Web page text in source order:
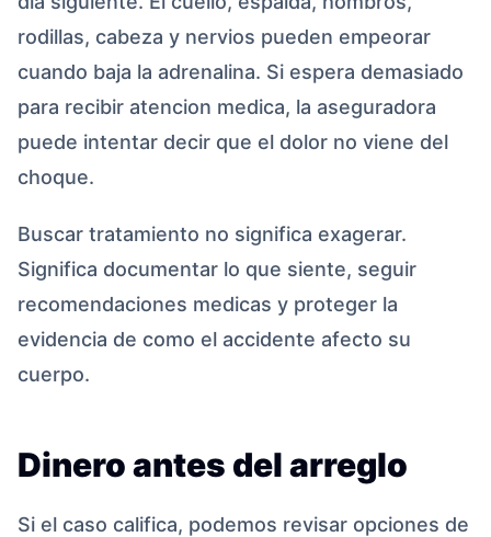
rodillas, cabeza y nervios pueden empeorar
cuando baja la adrenalina. Si espera demasiado
para recibir atencion medica, la aseguradora
puede intentar decir que el dolor no viene del
choque.
Buscar tratamiento no significa exagerar.
Significa documentar lo que siente, seguir
recomendaciones medicas y proteger la
evidencia de como el accidente afecto su
cuerpo.
Dinero antes del arreglo
Si el caso califica, podemos revisar opciones de